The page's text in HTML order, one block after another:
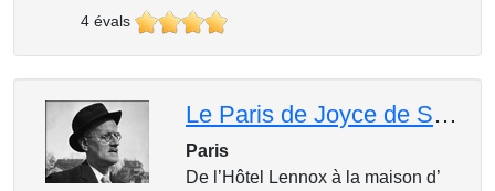
4 évals
Le Paris de Joyce de Saint-Germain-des-Prés à Montparnasse
Paris
De l’Hôtel Lennox à la maison d’